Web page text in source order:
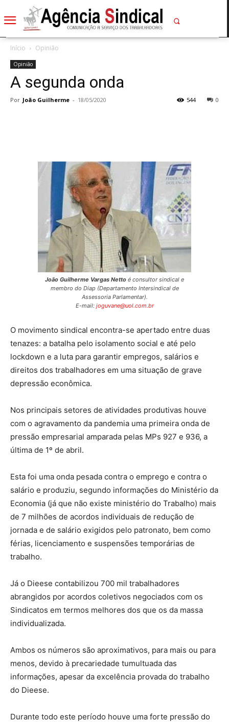
Início Opinião
Opinião
A segunda onda
Por João Guilherme - 18/05/2020 0
544
João Guilherme Vargas Netto é consultor sindical e
membro do Diap (Departamento Intersindical de
Assessoria Parlamentar).
E-mail: joguvane@uol.com.br
O movimento sindical encontra-se apertado entre duas
tenazes: a batalha pelo isolamento social e até pelo
lockdown e a luta para garantir empregos, salários e
direitos dos trabalhadores em uma situação de grave
depressão econômica.
Nos principais setores de atividades produtivas houve
com o agravamento da pandemia uma primeira onda de
pressão empresarial amparada pelas MPs 927 e 936, a
última de 1º de abril.
Esta foi uma onda pesada contra o emprego e contra o
salário e produziu, segundo informações do Ministério da
Economia (já que não existe ministério do Trabalho) mais
de 7 milhões de acordos individuais de redução de
jornada e de salário exigidos pelo patronato, bem como
férias, licenciamento e suspensões temporárias de
trabalho.
Já o Dieese contabilizou 700 mil trabalhadores
abrangidos por acordos coletivos negociados com os
Sindicatos em termos melhores dos que os da massa
individualizada.
Ambos os números são aproximativos, para mais ou para
menos, devido à precariedade tumultuada das
informações, apesar da excelência provada do trabalho
do Dieese.
Durante todo este período houve uma forte pressão do